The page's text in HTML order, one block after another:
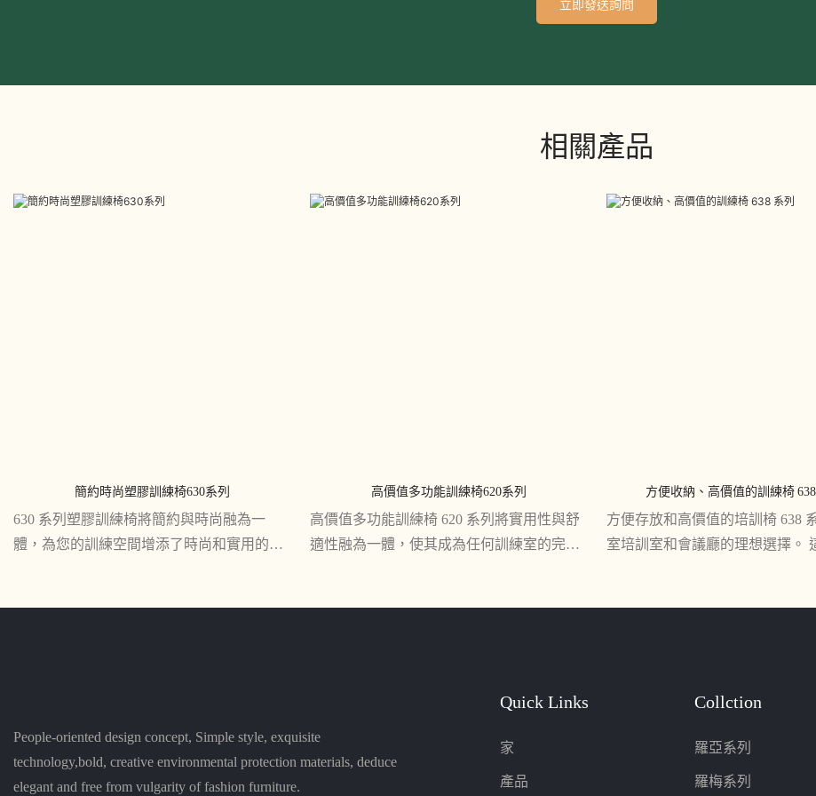
立即發送詢問
相關產品
簡約時尚塑膠訓練椅630系列
630 系列塑膠訓練椅將簡約與時尚融為一
體，為您的訓練空間增添了時尚和實用的元
高價值多功能訓練椅620系列
高價值多功能訓練椅 620 系列將實用性與舒
適性融為一體，使其成為任何訓練室的完美
方便收納、高價值的訓練椅 638
方便存放和高價值的培訓椅 638
室培訓室和會議廳的理想選擇。
People-oriented design concept, Simple style, exquisite
technology,bold, creative environmental protection materials, deduce
elegant and free from vulgarity of fashion furniture.
Quick Links
家
產品
Collction
羅亞系列
羅梅系列